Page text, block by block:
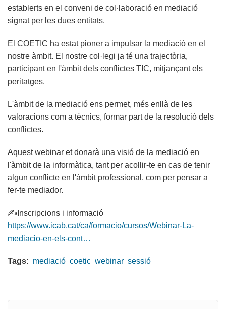
establerts en el conveni de col·laboració en mediació
signat per les dues entitats.
El COETIC ha estat pioner a impulsar la mediació en el
nostre àmbit. El nostre col·legi ja té una trajectòria,
participant en l'àmbit dels conflictes TIC, mitjançant els
peritatges.
L'àmbit de la mediació ens permet, més enllà de les
valoracions com a tècnics, formar part de la resolució dels
conflictes.
Aquest webinar et donarà una visió de la mediació en
l'àmbit de la informàtica, tant per acollir-te en cas de tenir
algun conflicte en l'àmbit professional, com per pensar a
fer-te mediador.
✍️Inscripcions i informació
https://www.icab.cat/ca/formacio/cursos/Webinar-La-
mediacio-en-els-cont…
Tags: mediació coetic webinar sessió